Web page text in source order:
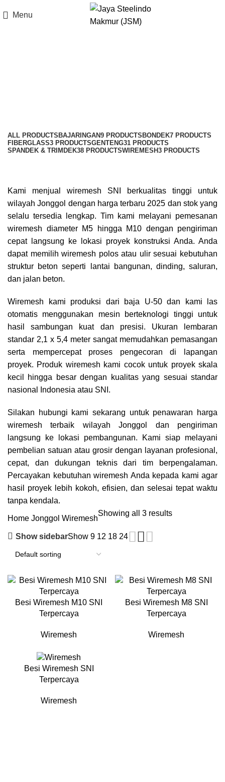
Menu
ALL PRODUCTS BAJARINGAN9 PRODUCTS BONDEK7 PRODUCTS
FIBERGLASS3 PRODUCTSGENTENG31 PRODUCTS
SPANDEK & TRIMDEK38 PRODUCTSWIREMESH3 PRODUCTS
Kami menjual wiremesh SNI berkualitas tinggi untuk
wilayah Jonggol dengan harga terbaru 2025 dan stok yang
selalu tersedia lengkap. Tim kami melayani pemesanan
wiremesh diameter M5 hingga M10 dengan pengiriman
cepat langsung ke lokasi proyek konstruksi Anda. Anda
dapat memilih wiremesh polos atau ulir sesuai kebutuhan
struktur beton seperti lantai bangunan, dinding, saluran,
dan jalan beton.
Wiremesh kami produksi dari baja U-50 dan kami las
otomatis menggunakan mesin berteknologi tinggi untuk
hasil sambungan kuat dan presisi. Ukuran lembaran
standar 2,1 x 5,4 meter sangat memudahkan pemasangan
serta mempercepat proses pengecoran di lapangan
proyek. Produk wiremesh kami cocok untuk proyek skala
kecil hingga besar dengan kualitas yang sesuai standar
nasional Indonesia atau SNI.
Silakan hubungi kami sekarang untuk penawaran harga
wiremesh terbaik wilayah Jonggol dan pengiriman
langsung ke lokasi pembangunan. Kami siap melayani
pembelian satuan atau grosir dengan layanan profesional,
cepat, dan dukungan teknis dari tim berpengalaman.
Percayakan kebutuhan wiremesh Anda kepada kami agar
hasil proyek lebih kokoh, efisien, dan selesai tepat waktu
tanpa kendala.
Home Jonggol Wiremesh
Showing all 3 results
Show sidebarShow9 12 18 24
Besi Wiremesh M10 SNI
Terpercaya
Wiremesh
Besi Wiremesh M8 SNI
Terpercaya
Wiremesh
Besi Wiremesh SNI
Terpercaya
Wiremesh